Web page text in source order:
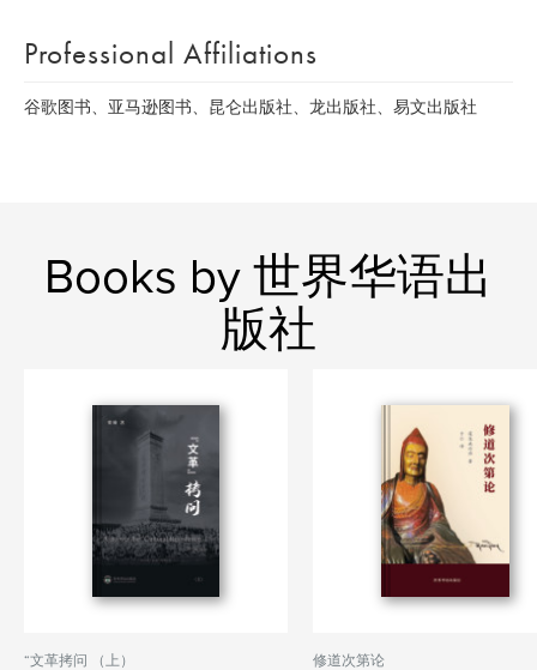
Professional Affiliations
谷歌图书、亚马逊图书、昆仑出版社、龙出版社、易文出版社
Books by 世界华语出
版社
“文革拷问 （上） 修道次第论